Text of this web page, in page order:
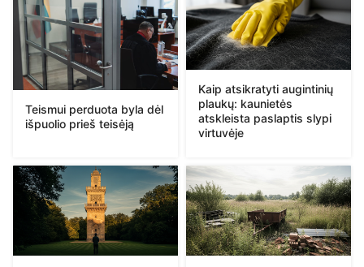
Teismui perduota byla dėl
išpuolio prieš teisėją
Kaip atsikratyti augintinių
plaukų: kaunietės
atskleista paslaptis slypi
virtuvėje